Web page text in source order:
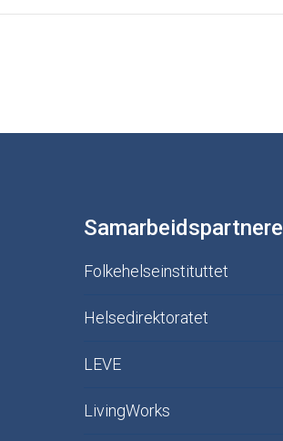
Samarbeidspartnere
Folkehelseinstituttet
Helsedirektoratet
LEVE
LivingWorks